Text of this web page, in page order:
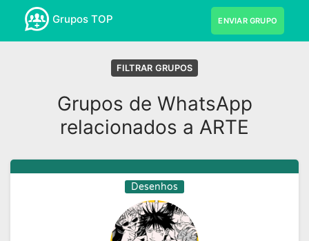
Grupos TOP ENVIAR GRUPO
FILTRAR GRUPOS
Grupos de WhatsApp
relacionados a ARTE
Desenhos